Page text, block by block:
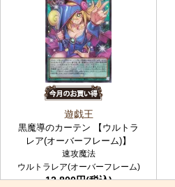
遊戯王
黒魔導のカーテン 【ウルトラ
レア(オーバーフレーム)】
速攻魔法
ウルトラレア(オーバーフレーム)
12,800円(税込)